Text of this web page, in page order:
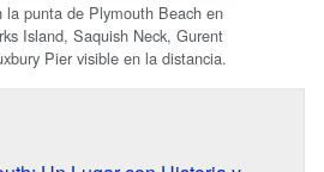
la punta de Plymouth Beach en
Island, Saquish Neck, Gurent
Pier visible en la distancia.